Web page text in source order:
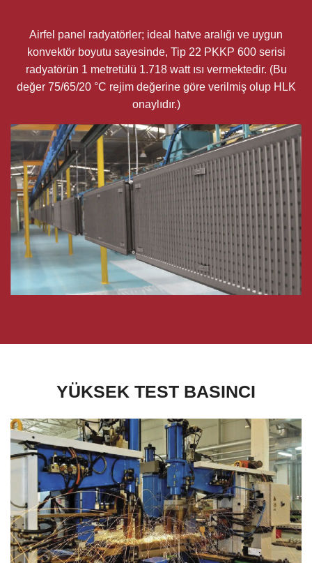
Airfel panel radyatörler; ideal hatve aralığı ve uygun
konvektör boyutu sayesinde, Tip 22 PKKP 600 serisi
radyatörün 1 metretülü 1.718 watt ısı vermektedir. (Bu
değer 75/65/20 °C rejim değerine göre verilmiş olup HLK
onaylıdır.)
YÜKSEK TEST BASINCI